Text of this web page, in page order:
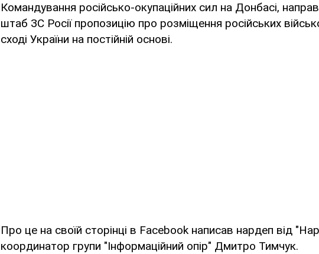
Командування російсько-окупаційних сил на Донбасі,
штаб ЗС Росії пропозицію про розміщення російських
сході України на постійній основі.
Про це на своїй сторінці в Facebook написав нардеп від
координатор групи "Інформаційний опір" Дмитро Тимчук.